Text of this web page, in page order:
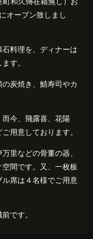
オープン致しまし
料理を、ディナーは
す。
炭焼き、鯖寿司やカ
而今、飛露喜、花陽
用意しております。
里などの骨董の器、
間です。又、一枚板
席は４名様でご用意
です。